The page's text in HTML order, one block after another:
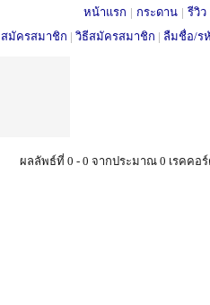
หน้าแรก | กระดาน | รีวิว
สมัครสมาชิก | วิธีสมัครสมาชิก | ลืมชื่อ/ร
ผลลัพธ์ที่ 0 - 0 จากประมาณ 0 เรคคอ